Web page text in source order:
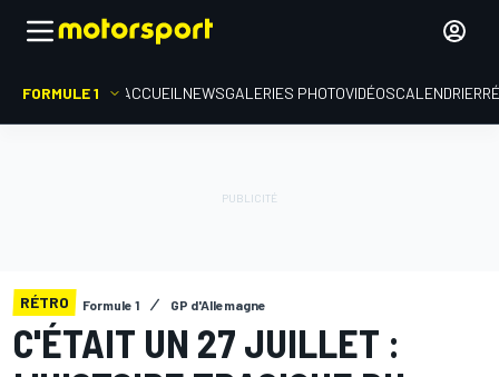
FORMULE 1 ACCUEIL NEWSGALERIES PHOTOVIDÉOSCALENDRIER
RÉTRO Formule 1 GP d'Allemagne
C'ÉTAIT UN 27 JUILLET :